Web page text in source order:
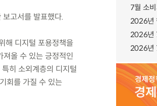
고서를 발표했다.
해 디지털 포용정책을
져올 수 있는 긍정적인
히 소외계층의 디지털
회를 가질 수 있는
7월 소
2026년
2026년
2026년